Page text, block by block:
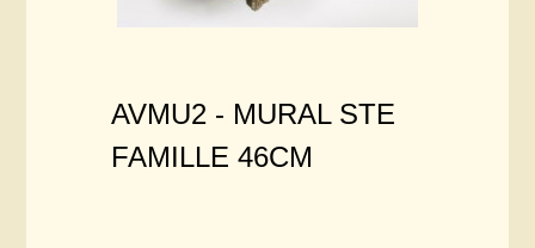
AVMU2 - MURAL STE
FAMILLE 46CM